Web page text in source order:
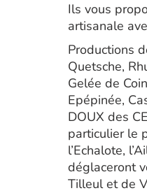
Ils vous
artisanale
Productions
Quetsche,
Gelée de
Epépinée,
DOUX des
particulier le
l’Echalote,
déglaceront
Tilleul et de